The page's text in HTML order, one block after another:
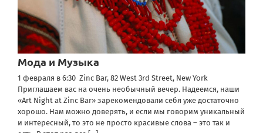
Мода и Музыка
1 февраля в 6:30 Zinc Bar, 82 West 3rd Street, New York
Приглашаем вас на очень необычный вечер. Надеемся, наши
«Art Night at Zinc Bar» зарекомендовали себя уже достаточно
хорошо. Нам можно доверять, и если мы говорим уникальный
и интересный, то это не просто красивые слова – это так и